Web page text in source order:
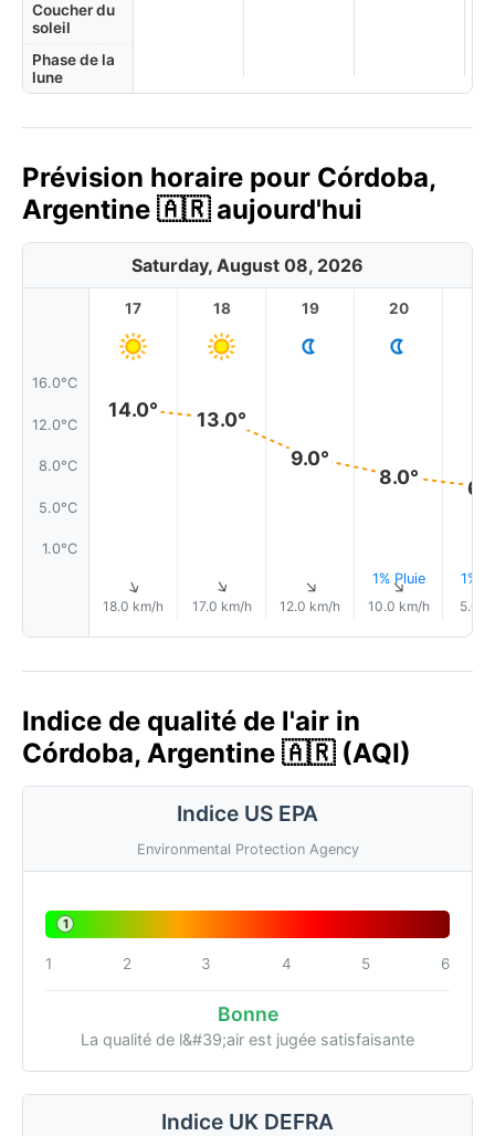
Coucher du
soleil
Phase de la
lune
Prévision horaire pour Córdoba,
Argentine 🇦🇷 aujourd'hui
Saturday, August 08, 2026
16.0°C
12.0°C
8.0°C
5.0°C
1.0°C
17
14.0°
↑
18.0 km/h
18
13.0°
↑
17.0 km/h
19
9.0°
↑
12.0 km/h
20
8.0°
1% Pluie
↑
10.0 km/h
1%
5.0
Indice de qualité de l'air in
Córdoba, Argentine 🇦🇷 (AQI)
Indice US EPA
Environmental Protection Agency
1
1 2 3 4 5 6
Bonne
La qualité de l&#39;air est jugée satisfaisante
Indice UK DEFRA